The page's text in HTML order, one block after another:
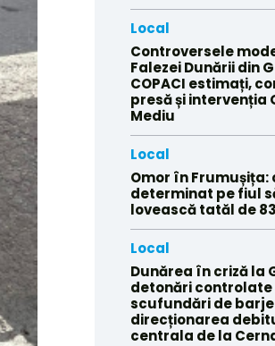
Local
Controversele
Falezei Dunării din
COPACI estimați,
presă și intervenția
Mediu
Local
Omor în Frumușița:
determinat pe fiul
lovească tatăl de
Local
Dunărea în criză la
detonări controlate
scufundări de
direcționarea
centrala de la